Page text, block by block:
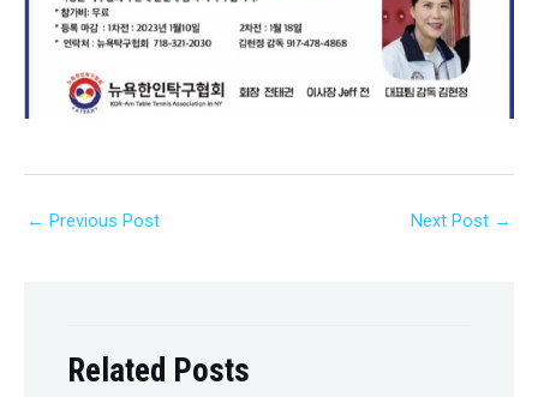
← Previous Post Next Post →
Related Posts